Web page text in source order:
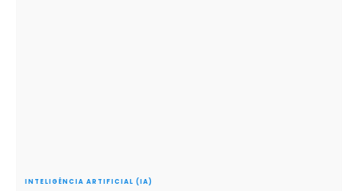
INTELIGÊNCIA ARTIFICIAL (IA)